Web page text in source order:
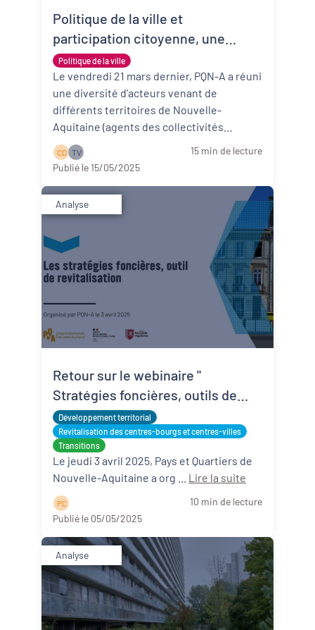
Revitalisation des centres-bourgs et
centres-villes
Dynamiques territoriales pour l’emploi
Transitions
Date de publication
Politique de la ville
Politique de la ville et
participation citoyenne, une
dynamique renouvelée ?
Le vendredi 21 mars dernier, PQN-A a réuni
une diversité d’acteurs venant de
différents territoires de Nouvelle-
Aquitaine (agents des collectivités
C D T V
15 min de lecture
Publié le 15/05/2025
Analyse
Développement territorial
Revitalisation des centres-bourgs et centres-villes
Transitions
Retour sur le webinaire "
Stratégies foncières, outils de
revitalisation"
Le jeudi 3 avril 2025, Pays et Quartiers de
Lire la suite
P C
10 min de lecture
Publié le 05/05/2025
Analyse